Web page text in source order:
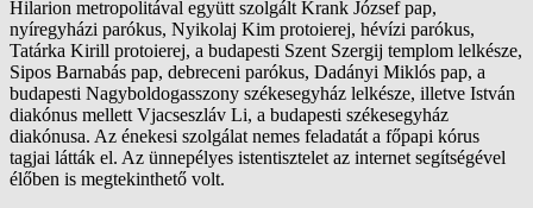
Hilarion metropolitával együtt szolgált Krank József pap,
nyíregyházi parókus, Nyikolaj Kim protoierej, hévízi parókus,
Tatárka Kirill protoierej, a budapesti Szent Szergij templom lelkésze,
Sipos Barnabás pap, debreceni parókus, Dadányi Miklós pap, a
budapesti Nagyboldogasszony székesegyház lelkésze, illetve István
diakónus mellett Vjacseszláv Li, a budapesti székesegyház
diakónusa. Az énekesi szolgálat nemes feladatát a főpapi kórus
tagjai látták el. Az ünnepélyes istentisztelet az internet segítségével
élőben is megtekinthető volt.